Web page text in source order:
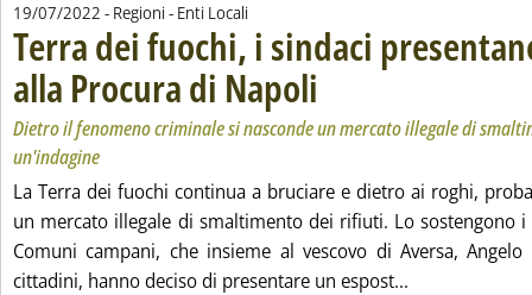
19/07/2022 - Regioni - Enti Locali
Terra dei fuochi, i sindaci
alla Procura di Napoli . Sottotitolo: Dietro il fenomeno
. Pubblicata martedì 19 luglio 2022
Dietro il fenomeno criminale si nasconde un mercato illegale di
un'indagine
La Terra dei fuochi continua a bruciare e dietro ai roghi,
un mercato illegale di smaltimento dei rifiuti. Lo sostengono
Comuni campani, che insieme al vescovo di Aversa,
cittadini, hanno deciso di presentare un espost...